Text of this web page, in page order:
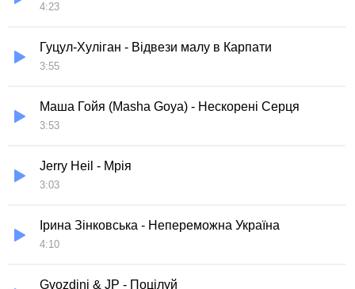
4:23
Гуцул-Хуліган - Відвези малу в Карпати
3:55
Маша Гойя (Masha Goya) - Нескорені Серця
3:53
Jerry Heil - Мрія
3:03
Ірина Зінковська - Непереможна Україна
4:10
Gvozdini & JP - Поцілуй